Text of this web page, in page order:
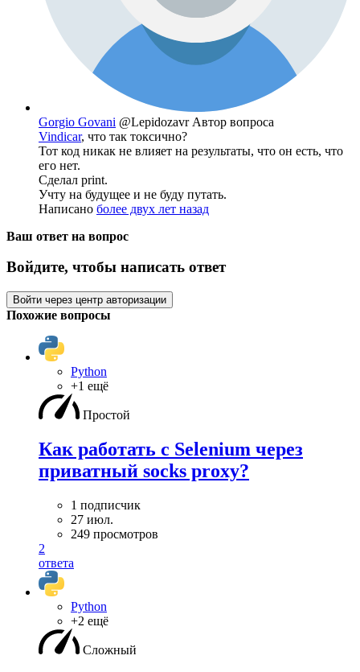
Gorgio Govani @Lepidozavr Автор вопроса
Vindicar, что так токсично?
Тот код никак не влияет на результаты, что он есть, что
его нет.
Сделал print.
Учту на будущее и не буду путать.
Написано более двух лет назад
Ваш ответ на вопрос
Войдите, чтобы написать ответ
Войти через центр авторизации
Похожие вопросы
Python
+1 ещё
Простой
Как работать с Selenium через
приватный socks proxy?
1 подписчик
27 июл.
249 просмотров
2
ответа
Python
+2 ещё
Сложный